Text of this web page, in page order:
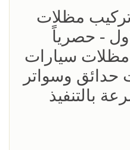
مظلات
- حصرياً
سيارات
حدائق وسواتر
- سرعة بالتنفيذ